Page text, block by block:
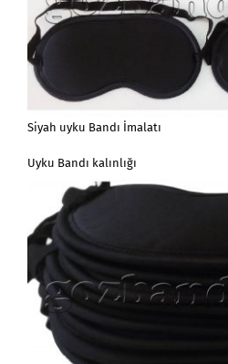
Siyah uyku Bandı İmalatı
Uyku Bandı kalınlığı